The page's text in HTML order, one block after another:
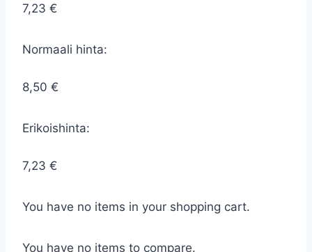
7,23 €
Normaali hinta:
8,50 €
Erikoishinta:
7,23 €
You have no items in your shopping cart.
You have no items to compare.